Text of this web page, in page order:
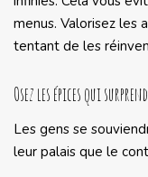
menus. Valorisez les
tentant de les
Osez les épices qui
Les gens se
leur palais que le